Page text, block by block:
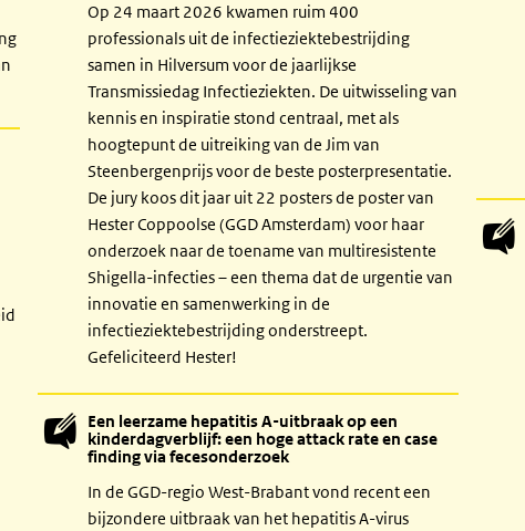
Op 24 maart 2026 kwamen ruim 400
professionals uit de infectieziektebestrijding
samen in Hilversum voor de jaarlijkse
Transmissiedag Infectieziekten. De uitwisseling van
kennis en inspiratie stond centraal, met als
hoogtepunt de uitreiking van de Jim van
Steenbergenprijs voor de beste posterpresentatie.
De jury koos dit jaar uit 22 posters de poster van
Hester Coppoolse (GGD Amsterdam) voor haar
onderzoek naar de toename van multiresistente
Shigella-infecties – een thema dat de urgentie van
innovatie en samenwerking in de
infectieziektebestrijding onderstreept.
Gefeliciteerd Hester!
Een leerzame hepatitis A-uitbraak op een
kinderdagverblijf: een hoge attack rate en case
finding via fecesonderzoek
In de GGD-regio West-Brabant vond recent een
bijzondere uitbraak van het hepatitis A-virus